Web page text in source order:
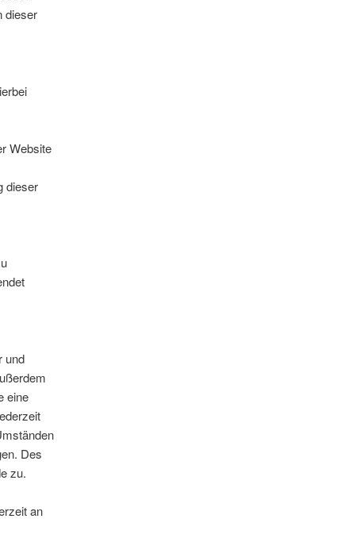
dieser
Website
dieser
und
eine
Des
zu.
an